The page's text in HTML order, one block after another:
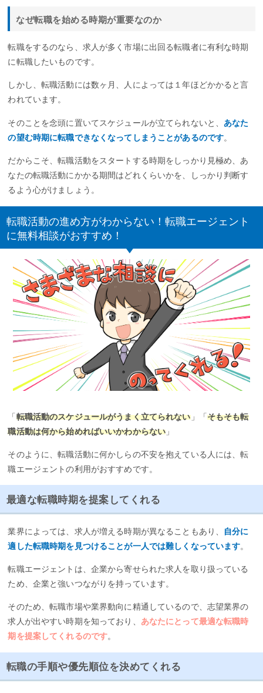
なぜ転職を始める時期が重要なのか
転職をするのなら、求人が多く市場に出回る転職者に有利な時期
に転職したいものです。
しかし、転職活動には数ヶ月、人によっては１年ほどかかると言
われています。
そのことを念頭に置いてスケジュールが立てられないと、 あなた
の望む時期に転職できなくなってしまうことがあるのです。
だからこそ、転職活動をスタートする時期をしっかり見極め、あ
なたの転職活動にかかる期間はどれくらいかを、しっかり判断す
るよう心がけましょう。
転職活動の進め方がわからない！転職エージェント
に無料相談がおすすめ！
「転職活動のスケジュールがうまく立てられない」「そもそも転
職活動は何から始めればいいかわからない 」
そのように、転職活動に何かしらの不安を抱えている人には、転
職エージェントの利用がおすすめです。
最適な転職時期を提案してくれる
業界によっては、求人が増える時期が異なることもあり、
自分に
適した転職時期を見つけることが一人では難しくなっています。
転職エージェントは、企業から寄せられた求人を取り扱っている
ため、企業と強いつながりを持っています。
そのため、転職市場や業界動向に精通しているので、志望業界の
求人が出やすい時期を知っており、 あなたにとって最適な転職時
期を提案してくれるのです。
転職の手順や優先順位を決めてくれる